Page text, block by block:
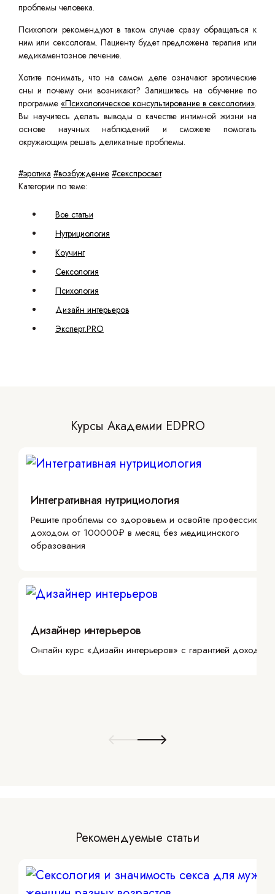
проблемы человека.
Психологи рекомендуют в таком случае сразу обращаться к
ним или сексологам. Пациенту будет предложена терапия или
медикаментозное лечение.
Хотите понимать, что на самом деле означают эротические
сны и почему они возникают? Запишитесь на обучение по
программе «Психологическое консультирование в сексологии».
Вы научитесь делать выводы о качестве интимной жизни на
основе научных наблюдений и сможете помогать
окружающим решать деликатные проблемы.
#эротика #возбуждение #секспросвет
Категории по теме:
Все статьи
Нутрициология
Коучинг
Сексология
Психология
Дизайн интерьеров
Эксперт.PRO
Курсы Академии EDPRO
Интегративная нутрициология
Решите проблемы со здоровьем и освойте профессию с
доходом от 100000₽ в месяц без медицинского
образования
Дизайнер интерьеров
Онлайн курс «Дизайн интерьеров» с гарантией дохода
Рекомендуемые статьи